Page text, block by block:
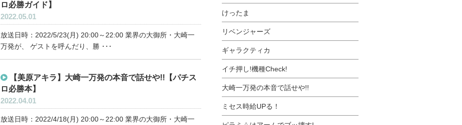
ロ必勝ガイド】
2022.05.01
放送日時：2022/5/23(月) 20:00～22:00 業界の大御所・大崎一
万発が、 ゲストを呼んだり、勝 ･･･
【美原アキラ】大崎一万発の本音で話せや!!【パチス
ロ必勝本】
2022.04.01
放送日時：2022/4/18(月) 20:00～22:00 業界の大御所・大崎一
けったま
リベンジャーズ
ギャラクティカ
イチ押し!機種Check!
大崎一万発の本音で話せや!!
ミセス時給UPる！